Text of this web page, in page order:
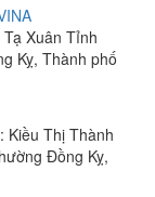
Xuân Tỉnh
Kỵ, Thành phố
Kiều Thị Thành
Đồng Kỵ,